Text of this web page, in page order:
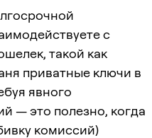
с
такой как
приватные ключи в
явного
— это полезно, когда
комиссий)